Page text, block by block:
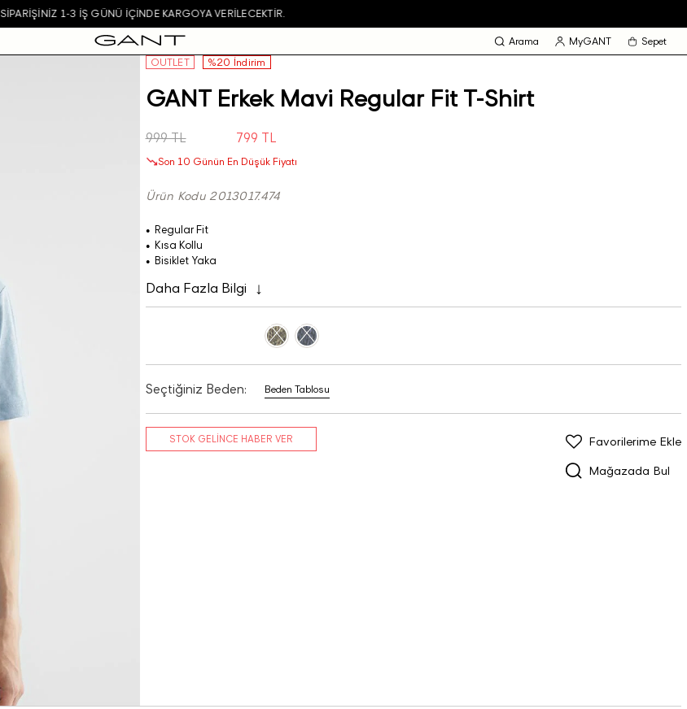
SIPARIŞINIZ 1-3 IŞ GÜNÜ IÇINDE KARGOYA VERILECEKTIR.
Arama MyGANT Sepet
OUTLET %20 İndirim
GANT Erkek Mavi Regular Fit T-Shirt
999 TL 799 TL
Son 10 Günün En Düşük Fiyatı
Ürün Kodu 2013017.474
Regular Fit
Kısa Kollu
Bisiklet Yaka
Daha Fazla Bilgi
Seçtiğiniz Beden: Beden Tablosu
STOK GELİNCE HABER VER
Mağazada Bul
Favorilerime Ekle